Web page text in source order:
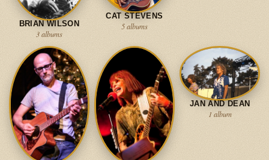
BRIAN WILSON
3 albums
CAT STEVENS
5 albums
JAN AND DEAN
1 album